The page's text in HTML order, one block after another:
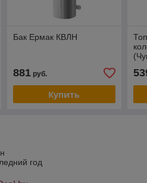
Бак Ермак КВЛН
881руб.
Купить
год